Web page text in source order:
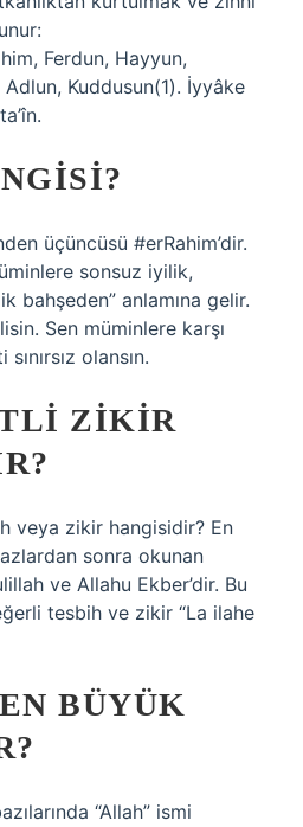
Ferdun, Hayyun,
Kuddusun(1). İyyâke
üçüncüsü #erRahim’dir.
sonsuz iyilik,
bahşeden” anlamına gelir.
Sen müminlere karşı
olansın.
ZIKIR
veya zikir hangisidir? En
sonra okunan
ve Allahu Ekber’dir. Bu
tesbih ve zikir “La ilahe
BÜYÜK
“Allah” ismi